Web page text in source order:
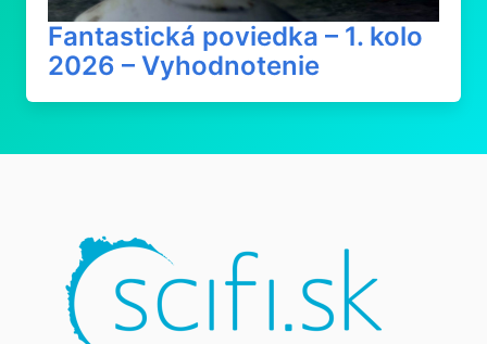
Fantastická poviedka – 1. kolo
2026 – Vyhodnotenie